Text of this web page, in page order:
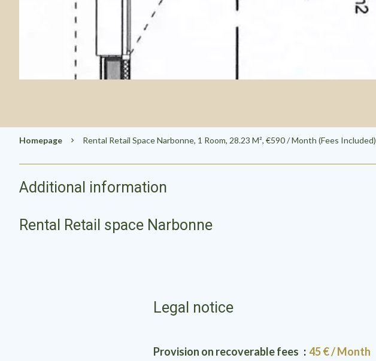
Homepage Rental Retail Space Narbonne, 1 Room, 28.23 M², €590 / Month (Fees Included)
Additional information
Rental Retail space Narbonne
Legal notice
Provision on recoverable fees
45 € / Month